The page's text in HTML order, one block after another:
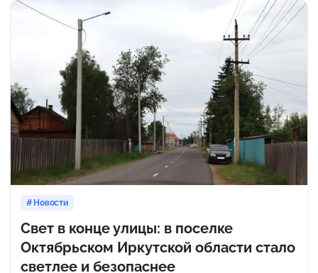
Новости
Свет в конце улицы: в поселке
Октябрьском Иркутской области стало
светлее и безопаснее